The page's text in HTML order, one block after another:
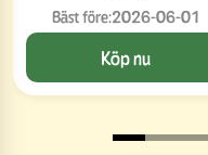
Bäst före:2026-06-01
Köp nu